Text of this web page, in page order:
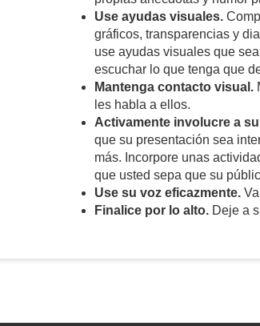
Use ayudas visuales.
gráficos, transparencias y
use ayudas visuales que
escuchar lo que tenga que
Mantenga contacto visual.
les habla a ellos.
Activamente involucre a
que su presentación sea
más. Incorpore unas
que usted sepa que su
Use su voz eficazmente.
Finalice por lo alto. Deje a